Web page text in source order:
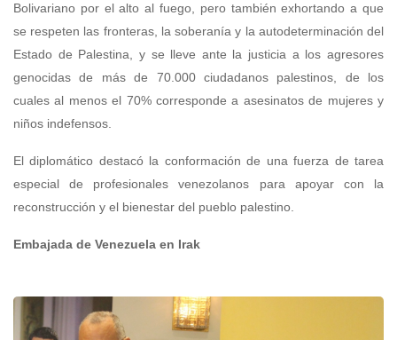
Bolivariano por el alto al fuego, pero también exhortando a que
se respeten las fronteras, la soberanía y la autodeterminación del
Estado de Palestina, y se lleve ante la justicia a los agresores
genocidas de más de 70.000 ciudadanos palestinos, de los
cuales al menos el 70% corresponde a asesinatos de mujeres y
niños indefensos.
El diplomático destacó la conformación de una fuerza de tarea
especial de profesionales venezolanos para apoyar con la
reconstrucción y el bienestar del pueblo palestino.
Embajada de Venezuela en Irak